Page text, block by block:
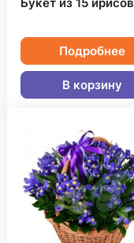
Букет из 15 ирисов
Подробнее
В корзину